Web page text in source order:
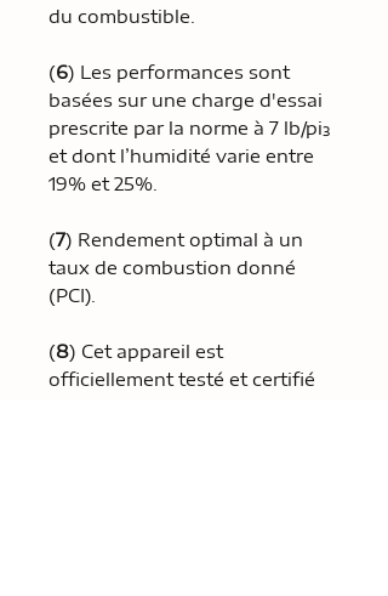
du combustible.
(6) Les performances sont
basées sur une charge d'essai
prescrite par la norme à 7 lb/pi³
et dont l’humidité varie entre
19% et 25%.
(7) Rendement optimal à un
taux de combustion donné
(PCI).
(8) Cet appareil est
officiellement testé et certifié